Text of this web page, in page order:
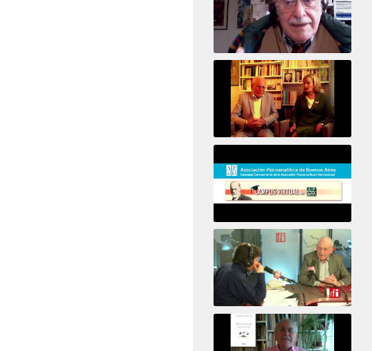
Intervista ad Alberto Eiguer
16e COLLOQUE de la STFPIF 20 et 21 Janvier 2018
Psicoanálisis por Skype y
teléfono Alberto Eiguer
presenta el curso virtual 2017
El psiquiatra Alberto Eiguer con Jordi Batalle en El invitado de RFI